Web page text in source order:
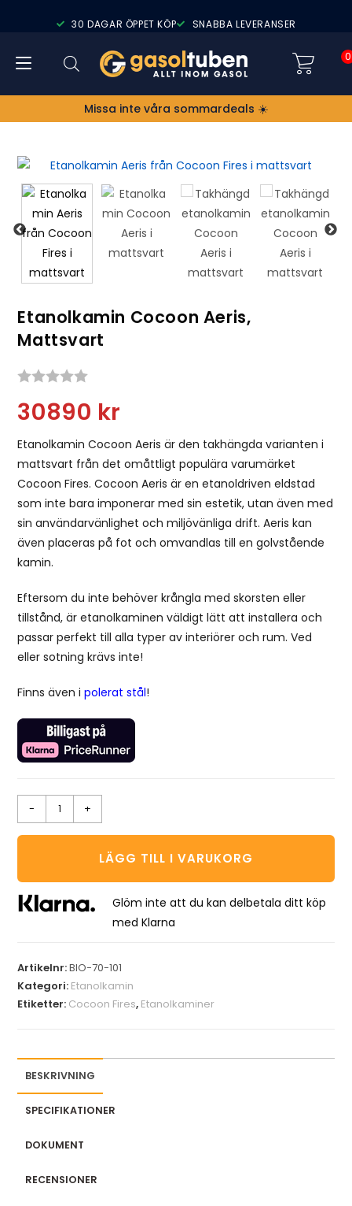
30 DAGAR ÖPPET KÖP SNABBA LEVERANSER
0
Missa inte våra sommardeals ☀️
Etanolkamin Cocoon Aeris,
Mattsvart
30890 kr
Etanolkamin Cocoon Aeris är den takhängda varianten i
mattsvart från det omåttligt populära varumärket
Cocoon Fires. Cocoon Aeris är en etanoldriven eldstad
som inte bara imponerar med sin estetik, utan även med
sin användarvänlighet och miljövänliga drift. Aeris kan
även placeras på fot och omvandlas till en golvstående
kamin.
Eftersom du inte behöver krångla med skorsten eller
tillstånd, är etanolkaminen väldigt lätt att installera och
passar perfekt till alla typer av interiörer och rum. Ved
eller sotning krävs inte!
Finns även ipolerat stål!
- +
LÄGG TILL I VARUKORG
Glöm inte att du kan delbetala ditt köp
med Klarna
Artikelnr:BIO-70-101
Kategori: Etanolkamin
Etiketter: Cocoon Fires, Etanolkaminer
BESKRIVNING
SPECIFIKATIONER
DOKUMENT
RECENSIONER